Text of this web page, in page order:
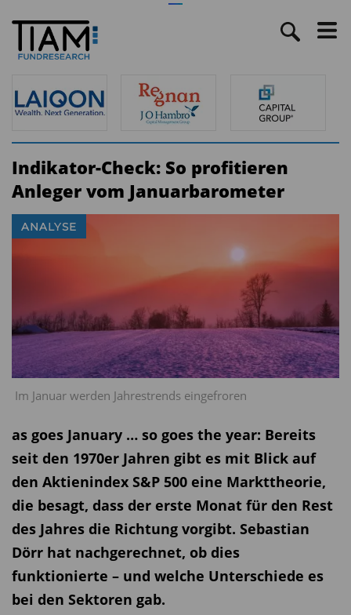
Indikator-Check: So profitieren
Anleger vom Januarbarometer
Im Januar werden Jahrestrends eingefroren
ANALYSE
as goes January … so goes the year: Bereits
seit den 1970er Jahren gibt es mit Blick auf
den Aktienindex S&P 500 eine Markttheorie,
die besagt, dass der erste Monat für den Rest
des Jahres die Richtung vorgibt. Sebastian
Dörr hat nachgerechnet, ob dies
funktionierte – und welche Unterschiede es
bei den Sektoren gab.